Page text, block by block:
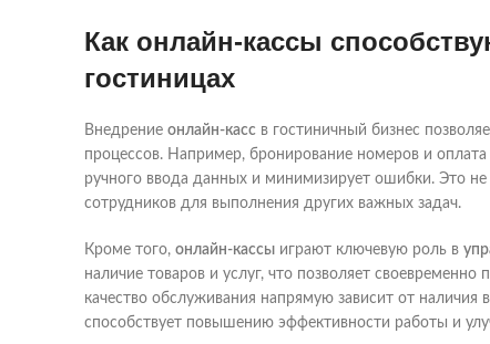
Как онлайн-кассы
гостиницах
Внедрение онлайн-касс в гостиничный бизнес
процессов. Например, бронирование номеров и
ручного ввода данных и минимизирует ошибки. Это
сотрудников для выполнения других важных задач.
Кроме того, онлайн-кассы играют ключевую роль в
наличие товаров и услуг, что позволяет
качество обслуживания напрямую зависит от наличия
способствует повышению эффективности работы и